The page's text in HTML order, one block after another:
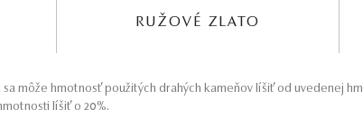
RUŽOVÉ ZLATO
môže hmotnosť použitých drahých kameňov líšiť od uvedenej
líšiť o 20%.